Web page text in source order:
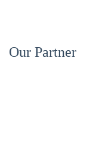
Our Partner